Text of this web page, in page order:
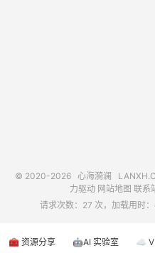
© 2020-2026 心海漪澜
力驱动 网站地图 联系
请求次数：27 次，加载用时
🧰 资源分享 🤖AI 实验室 ☁️